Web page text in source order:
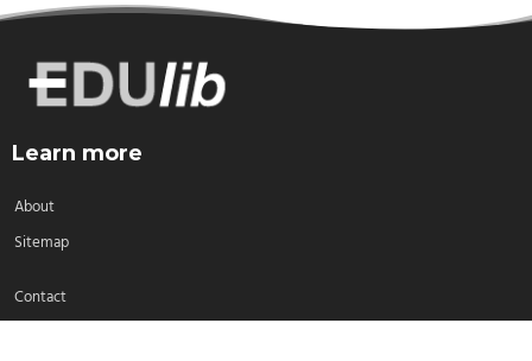
Learn more
About
Sitemap
Contact